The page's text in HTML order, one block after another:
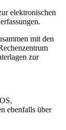
elektronischen
mit den
zur
ebenfalls über